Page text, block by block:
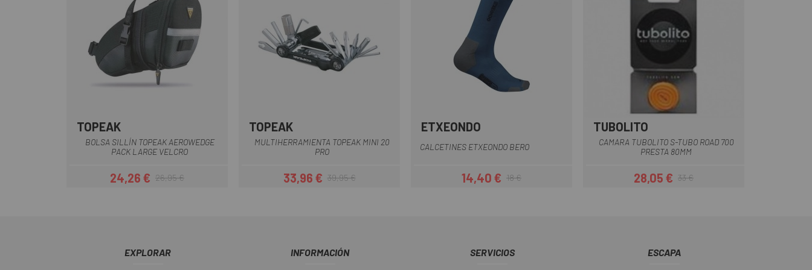
TOPEAK
BOLSA SILLÍN TOPEAK AEROWEDGE
PACK LARGE VELCRO
Precio
24,26 €Precio regular
26,95 €
TOPEAK
MULTIHERRAMIENTA TOPEAK MINI 20
PRO
Precio
33,96 €Precio regular
39,95 €
Azul Oscuro
Granate
ETXEONDO
CALCETINES ETXEONDO BERO
Precio
14,40 €Precio regular
18 €
TUBOLITO
CAMARA TUBOLITO S-TUBO ROAD 700
PRESTA 80MM
Precio
28,05 €Precio regular
33 €
EXPLORAR INFORMACIÓN SERVICIOS ESCAPA